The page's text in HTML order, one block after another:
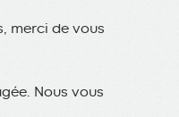
merci de vous
Nous vous